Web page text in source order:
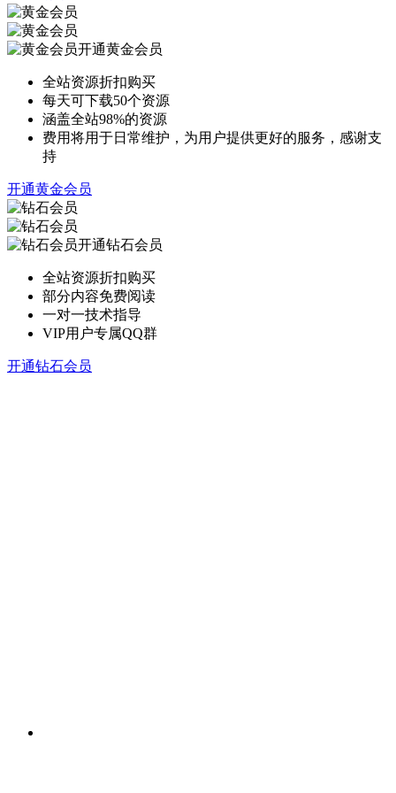
开通黄金会员
全站资源折扣购买
每天可下载50个资源
涵盖全站98%的资源
费用将用于日常维护，为用户提供更好的服务，感谢支
持
开通黄金会员
开通钻石会员
全站资源折扣购买
部分内容免费阅读
一对一技术指导
VIP用户专属QQ群
开通钻石会员